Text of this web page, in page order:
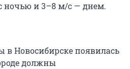
ночью и 3–8 м/с — днем.
в Новосибирске появилась
должны